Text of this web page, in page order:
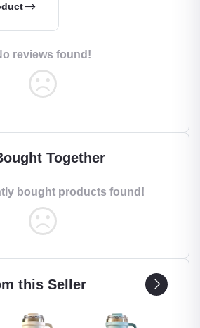
reviews found!
Together
bought products found!
this Seller